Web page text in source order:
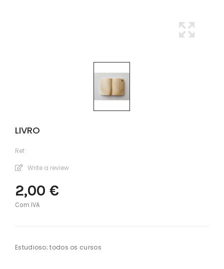
LIVRO
Ref:
Write a review
2,00 €
Com IVA
Estudioso; todos os cursos